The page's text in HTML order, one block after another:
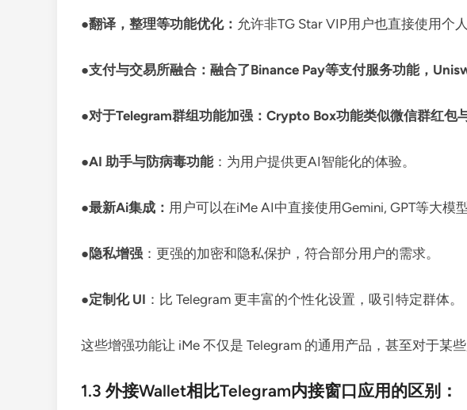
●翻译，整理等功能优化： 允许非TG Star VIP用户也直接使用个
●支付与交易所融合：融合了Binance Pay等支付服务功能，
●对于Telegram群组功能加强：Crypto Box功能类似微信群红包
●AI 助手与防病毒功能：为用户提供更AI智能化的体验。
●最新Ai集成： 用户可以在iMe AI中直接使用Gemini, GPT等大模
●隐私增强 ：更强的加密和隐私保护，符合部分用户的需求。
●定制化 UI ：比 Telegram 更丰富的个性化设置，吸引特定群体。
这些增强功能让 iMe 不仅是 Telegram 的通用产品，甚至对于某
1.3 外接Wallet相比Telegram内接窗口应用的区别：